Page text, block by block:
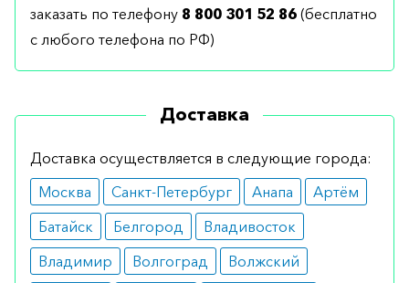
заказать по телефону 8 800 301 52 86 (бесплатно
с любого телефона по РФ)
Доставка
Доставка осуществляется в следующие города:
Москва
Санкт-Петербург Анапа
Артём
Батайск
Белгород
Владивосток
Владимир
Волгоград
Волжский